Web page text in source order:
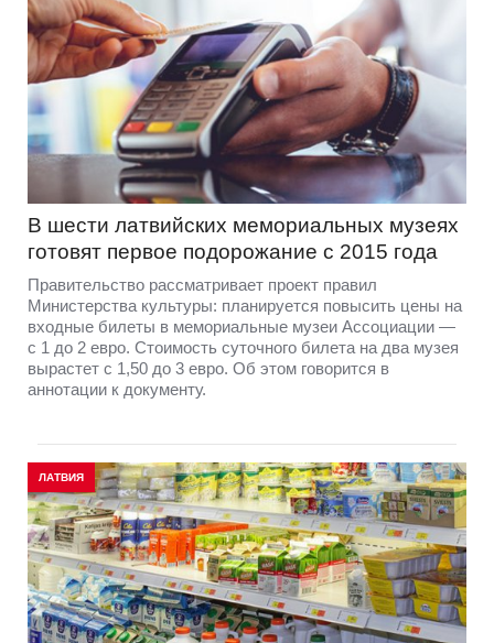
В шести латвийских мемориальных музеях
готовят первое подорожание с 2015 года
Правительство рассматривает проект правил
Министерства культуры: планируется повысить цены на
входные билеты в мемориальные музеи Ассоциации —
с 1 до 2 евро. Стоимость суточного билета на два музея
вырастет с 1,50 до 3 евро. Об этом говорится в
аннотации к документу.
ЛАТВИЯ